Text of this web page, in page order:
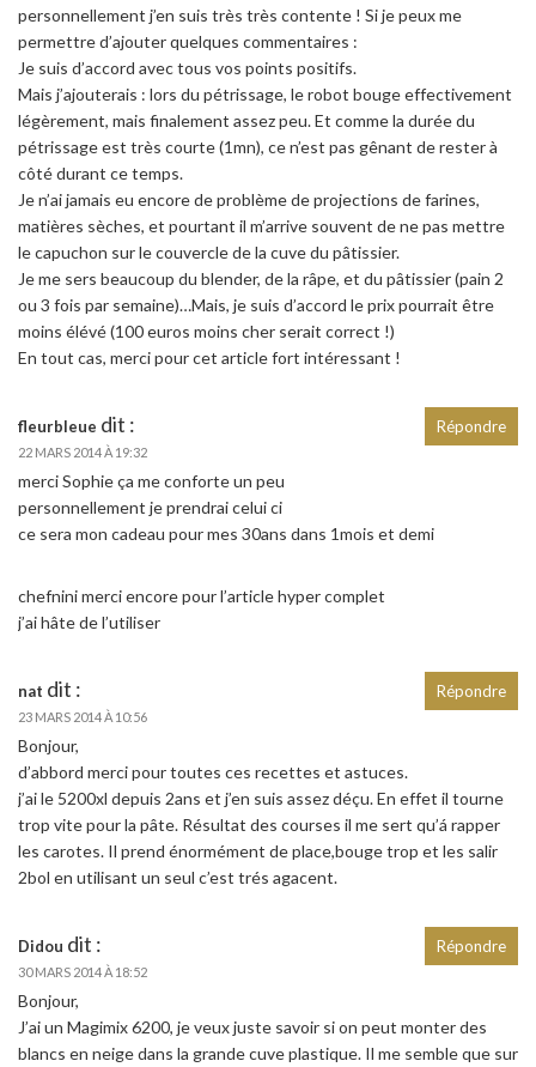
personnellement j’en suis très très contente ! Si je peux me
permettre d’ajouter quelques commentaires :
Je suis d’accord avec tous vos points positifs.
Mais j’ajouterais : lors du pétrissage, le robot bouge effectivement
légèrement, mais finalement assez peu. Et comme la durée du
pétrissage est très courte (1mn), ce n’est pas gênant de rester à
côté durant ce temps.
Je n’ai jamais eu encore de problème de projections de farines,
matières sèches, et pourtant il m’arrive souvent de ne pas mettre
le capuchon sur le couvercle de la cuve du pâtissier.
Je me sers beaucoup du blender, de la râpe, et du pâtissier (pain 2
ou 3 fois par semaine)…Mais, je suis d’accord le prix pourrait être
moins élévé (100 euros moins cher serait correct !)
En tout cas, merci pour cet article fort intéressant !
fleurbleue dit :
22 MARS 2014 À 19:32
merci Sophie ça me conforte un peu
personnellement je prendrai celui ci
ce sera mon cadeau pour mes 30ans dans 1mois et demi
chefnini merci encore pour l’article hyper complet
j’ai hâte de l’utiliser
Répondre
nat dit :
23 MARS 2014 À 10:56
Bonjour,
d’abbord merci pour toutes ces recettes et astuces.
j’ai le 5200xl depuis 2ans et j’en suis assez déçu. En effet il tourne
trop vite pour la pâte. Résultat des courses il me sert qu’á rapper
les carotes. Il prend énormément de place,bouge trop et les salir
2bol en utilisant un seul c’est trés agacent.
Répondre
Didou dit :
30 MARS 2014 À 18:52
Bonjour,
J’ai un Magimix 6200, je veux juste savoir si on peut monter des
blancs en neige dans la grande cuve plastique. Il me semble que sur
Répondre